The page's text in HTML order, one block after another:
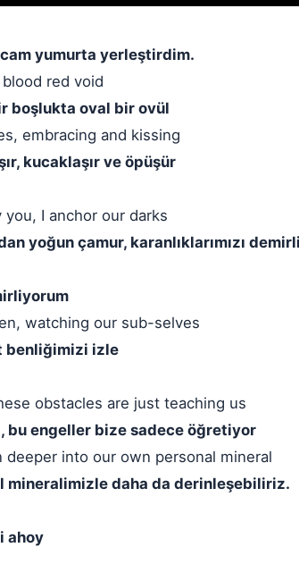
yumurta yerleştirdim.
red void
boşlukta oval bir ovül
embracing and kissing
kucaklaşır ve öpüşür
I anchor our darks
yoğun çamur, karanlıklarımızı
watching our sub-selves
benliğimizi izle
obstacles are just teaching us
bu engeller bize sadece öğretiyor
deeper into our own personal mineral
mineralimizle daha da derinleşebiliriz.
ahoy